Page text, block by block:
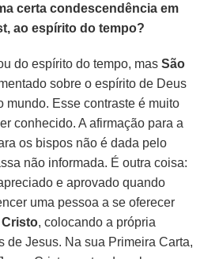
certa condescendência em
ao espírito do tempo?
do espírito do tempo, masSão
sobre o espírito de Deus
mundo. Esse contraste é muito
conhecido. A afirmação para a
os bispos não é dada pelo
não informada. É outra coisa:
e aprovado quando
uma pessoa a se oferecer
, colocando a própria
de Jesus. Na sua Primeira Carta,